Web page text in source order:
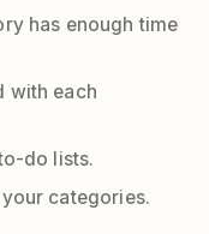
has enough time
with each
do lists.
categories.